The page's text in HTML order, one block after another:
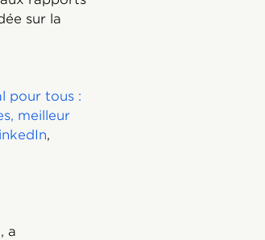
sur la
pour tous :
meilleur
,
a